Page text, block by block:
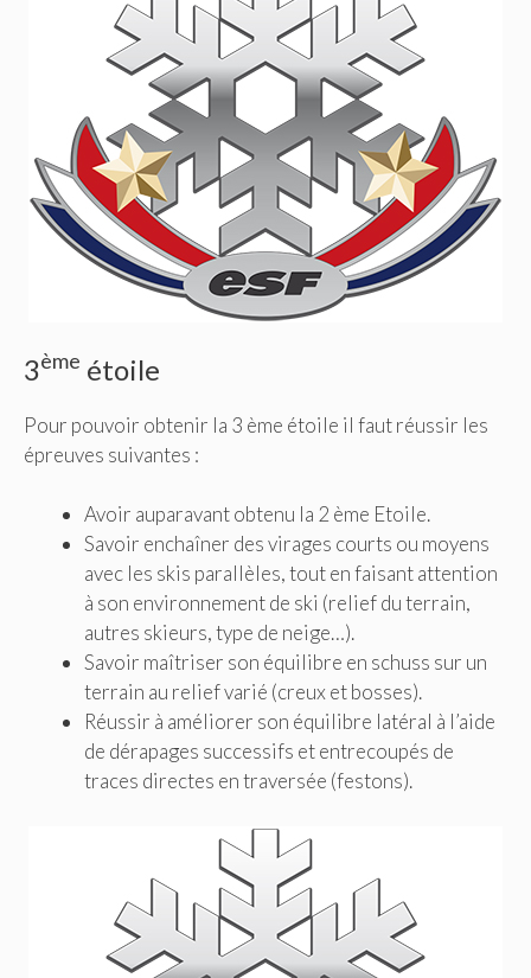
3ème étoile
Pour pouvoir obtenir la 3 ème étoile il faut réussir les
épreuves suivantes :
Avoir auparavant obtenu la 2 ème Etoile.
Savoir enchaîner des virages courts ou moyens
avec les skis parallèles, tout en faisant attention
à son environnement de ski (relief du terrain,
autres skieurs, type de neige…).
Savoir maîtriser son équilibre en schuss sur un
terrain au relief varié (creux et bosses).
Réussir à améliorer son équilibre latéral à l’aide
de dérapages successifs et entrecoupés de
traces directes en traversée (festons).